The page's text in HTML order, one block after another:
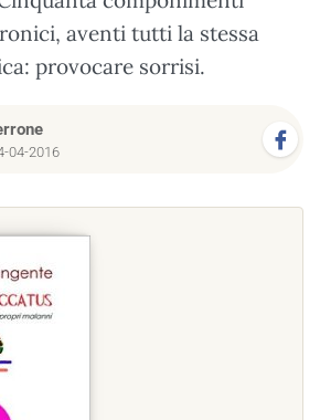
aventi tutti la stessa
provocare sorrisi.
04-2016